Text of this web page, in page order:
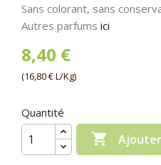
Sans colorant, sans
Autres parfums ici
8,40 €
(16,80 € L/Kg)
Quantité
